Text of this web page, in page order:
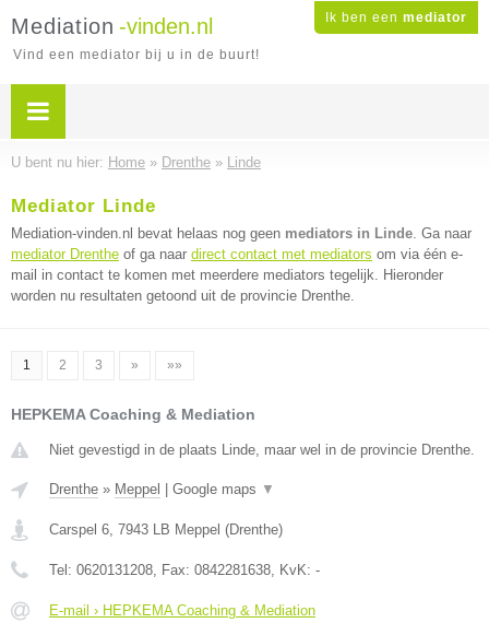
Ik ben een mediator
Mediation -vinden.nl
Vind een mediator bij u in de buurt!
U bent nu hier: Home » Drenthe » Linde
Mediator Linde
Mediation-vinden.nl bevat helaas nog geen mediators in Linde. Ga naar
mediator Drenthe of ga naar direct contact met mediators om via één e-
mail in contact te komen met meerdere mediators tegelijk. Hieronder
worden nu resultaten getoond uit de provincie Drenthe.
1 2 3 » »»
HEPKEMA Coaching & Mediation
Niet gevestigd in de plaats Linde, maar wel in de provincie Drenthe.
Drenthe » Meppel Google maps ▼
Carspel 6, 7943 LB Meppel (Drenthe)
Tel: 0620131208, Fax: 0842281638, KvK: -
E-mail › HEPKEMA Coaching & Mediation